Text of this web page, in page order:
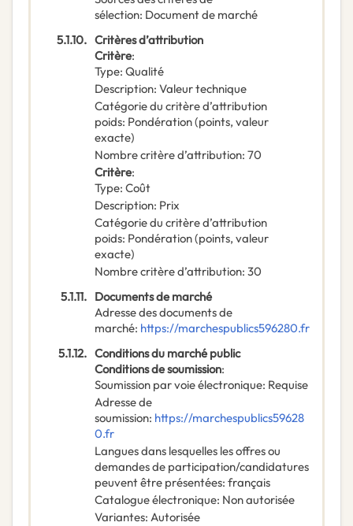
sélection: Document de marché
5.1.10. Critères d’attribution
Critère:
Type: Qualité
Description: Valeur technique
Catégorie du critère d’attribution
poids: Pondération (points, valeur
exacte)
Nombre critère d’attribution: 70
Critère:
Type: Coût
Description: Prix
Catégorie du critère d’attribution
poids: Pondération (points, valeur
exacte)
Nombre critère d’attribution: 30
5.1.11. Documents de marché
Adresse des documents de
marché: https://marchespublics596280.fr
5.1.12. Conditions du marché public
Conditions de soumission:
Soumission par voie électronique: Requise
Adresse de
soumission: https://marchespublics59628
0.fr
Langues dans lesquelles les offres ou
demandes de participation/candidatures
peuvent être présentées: français
Catalogue électronique: Non autorisée
Variantes: Autorisée